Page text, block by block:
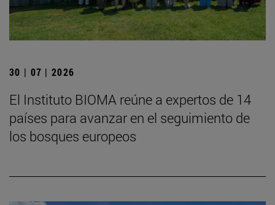
30 | 07 | 2026
El Instituto BIOMA reúne a expertos de 14
países para avanzar en el seguimiento de
los bosques europeos